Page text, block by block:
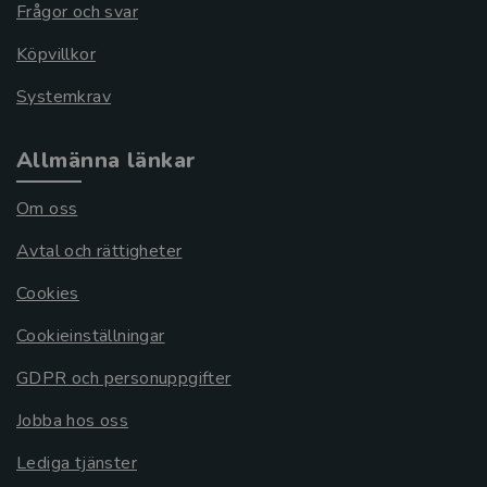
Frågor och svar
Köpvillkor
Systemkrav
Allmänna länkar
Om oss
Avtal och rättigheter
Cookies
Cookieinställningar
GDPR och personuppgifter
Jobba hos oss
Lediga tjänster